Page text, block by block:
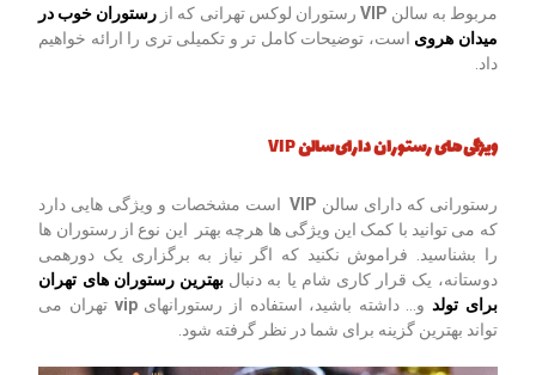
مربوط به سالن VIP رستوران لوکس تهرانی که از رستوران خوب در
میدان هروی است، توضیحات کامل تر و تکمیلی تری را ارائه خواهیم
داد.
ویژگی های رستوران دارای سالنVIP
رستورانی که دارای سالن VIPاست مشخصات و ویژگی هایی دارد
که می توانید با کمک این ویژگی ها هرچه بهتر این نوع از رستوران ها
را بشناسید. فراموش نکنید که اگر نیاز به برگزاری یک دورهمی
دوستانه، یک قرار کاری شام یا به دنبال بهترین رستوران های تهران
برای تولد و… داشته باشید، استفاده از رستورانهایvip تهران می
تواند بهترین گزینه برای شما در نظر گرفته شود.